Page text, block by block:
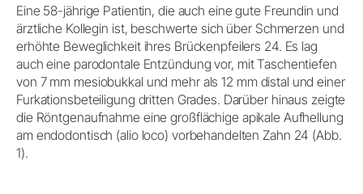
Eine 58-jährige Patientin, die auch eine gute Freundin und
ärztliche Kollegin ist, beschwerte sich über Schmerzen und
erhöhte Beweglichkeit ihres Brückenpfeilers 24. Es lag
auch eine parodontale Entzündung vor, mit Taschentiefen
von 7 mm mesiobukkal und mehr als 12 mm distal und einer
Furkationsbeteiligung dritten Grades. Darüber hinaus zeigte
die Röntgenaufnahme eine großflächige apikale Aufhellung
am endodontisch (alio loco) vorbehandelten Zahn 24 (Abb.
1).